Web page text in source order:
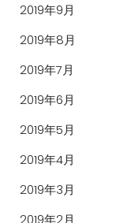
2019年9月
2019年8月
2019年7月
2019年6月
2019年5月
2019年4月
2019年3月
2019年2月